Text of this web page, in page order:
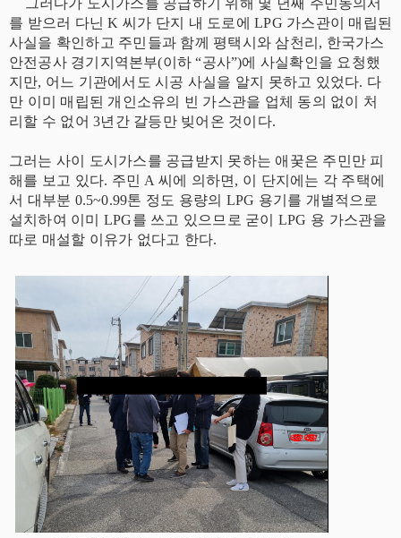
그러다가 도시가스를 공급하기 위해 몇 년째 주민동의서
를 받으러 다닌 K 씨가 단지 내 도로에 LPG 가스관이 매립된
사실을 확인하고 주민들과 함께 평택시와 삼천리, 한국가스
안전공사 경기지역본부(이하 “공사”)에 사실확인을 요청했
지만, 어느 기관에서도 시공 사실을 알지 못하고 있었다. 다
만 이미 매립된 개인소유의 빈 가스관을 업체 동의 없이 처
리할 수 없어 3년간 갈등만 빚어온 것이다.
그러는 사이 도시가스를 공급받지 못하는 애꿎은 주민만 피
해를 보고 있다. 주민 A 씨에 의하면, 이 단지에는 각 주택에
서 대부분 0.5~0.99톤 정도 용량의 LPG 용기를 개별적으로
설치하여 이미 LPG를 쓰고 있으므로 굳이 LPG 용 가스관을
따로 매설할 이유가 없다고 한다.